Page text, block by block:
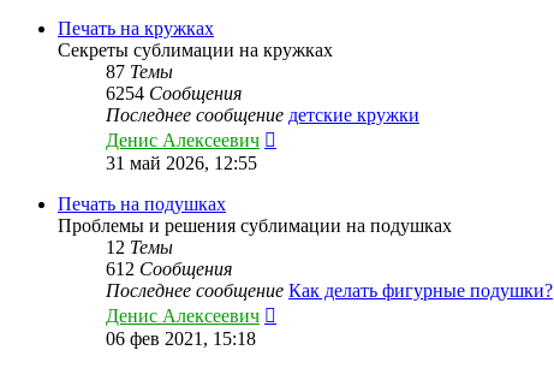
Печать на кружках
Секреты сублимации на кружках
87 Темы
6254 Сообщения
Последнее сообщение детские кружки
Денис Алексеевич
31 май 2026, 12:55
Печать на подушках
Проблемы и решения сублимации на подушках
12 Темы
612 Сообщения
Последнее сообщение Как делать фигурные подушки?
Денис Алексеевич
06 фев 2021, 15:18